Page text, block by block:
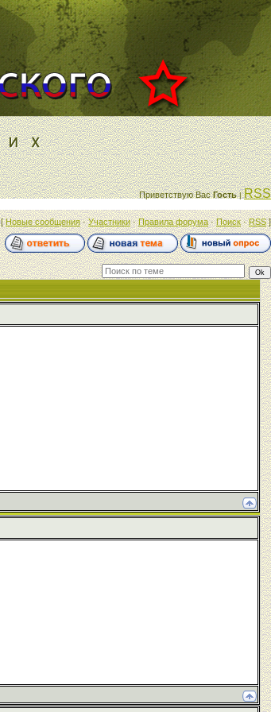
Приветствую Вас Гость |RSS
[Новые сообщения·Участники·Правила форума·Поиск·RSS]